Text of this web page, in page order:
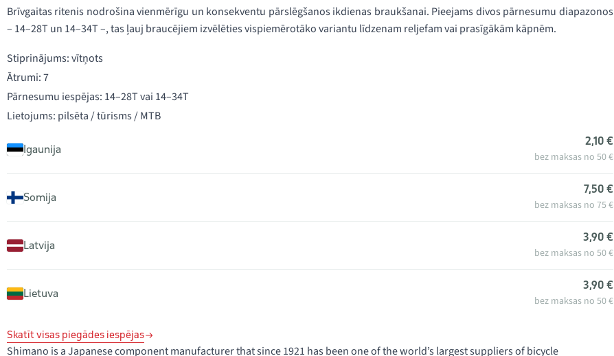
Brīvgaitas ritenis nodrošina vienmērīgu un konsekventu pārslēgšanos ikdienas braukšanai. Pieejams divos pārnesumu diapazonos
– 14–28T un 14–34T –, tas ļauj braucējiem izvēlēties vispiemērotāko variantu līdzenam reljefam vai prasīgākām kāpnēm.
Stiprinājums: vītņots
Ātrumi: 7
Pārnesumu iespējas: 14–28T vai 14–34T
Lietojums: pilsēta / tūrisms / MTB
Igaunija
2,10 €
bez maksas no 50 €
Somija
7,50 €
bez maksas no 75 €
Latvija
3,90 €
bez maksas no 50 €
Lietuva
3,90 €
bez maksas no 50 €
Skatīt visas piegādes iespējas
Shimano is a Japanese component manufacturer that since 1921 has been one of the world’s largest suppliers of bicycle